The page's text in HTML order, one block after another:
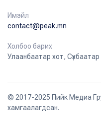
Имэйл
contact@peak.mn
Холбоо барих
Улаанбаатар хот, Сүхбаатар
© 2017-2025 Пийк Медиа
хамгаалагдсан.